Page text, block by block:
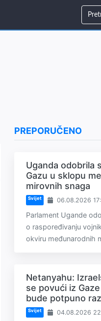
PREPORUČENO
Uganda odobrila
Gazu u sklopu
mirovnih snaga
Svijet 06.08.2026
Parlament Ugande
o raspoređivanju
okviru međunarodnih
Netanyahu:
se povući iz
bude potpuno
Svijet 04.08.2026